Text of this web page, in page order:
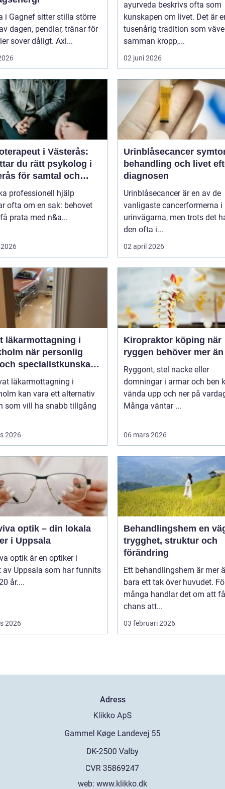
i Gagnef sitter stilla större
dagen, pendlar, tränar för
sover dåligt. Axl...
ayurveda beskrivs ofta som
kunskapen om livet. Det är
tusenårig tradition som
samman kropp,...
02 juni 2026
i Västerås:
du rätt psykolog i
för samtal och
professionell hjälp
ofta om en sak: behovet
prata med n&a...
Urinblåsecancer symtom,
behandling och livet
diagnosen
Urinblåsecancer är en av de
vanligaste cancerformerna i
urinvägarna, men trots det
den ofta i...
02 april 2026
läkarmottagning i
personlig
specialistkunskap
läkarmottagning i
kan vara ett alternativ
som vill ha snabb tillgång
2026
Kiropraktor köping när
ryggen behöver mer
Ryggont, stel nacke eller
domningar i armar och ben
vända upp och ner på
Många väntar ...
06 mars 2026
optik – din lokala
i Uppsala
optik är en optiker i
av Uppsala som har funnits
år....
2026
Behandlingshem en väg till
trygghet, struktur och
förändring
Ett behandlingshem är mer
bara ett tak över huvudet.
många handlar det om att
chans att...
03 februari 2026
Adress
web: www.klikko.dk